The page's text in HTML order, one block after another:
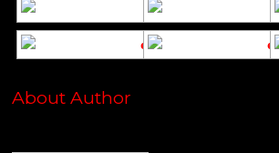
About Author